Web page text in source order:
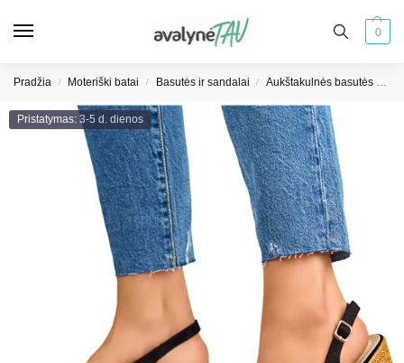
0
Pradžia / Moteriški batai / Basutės ir sandalai / Aukštakulnės basutės moterims
Pristatymas: 3-5 d. dienos